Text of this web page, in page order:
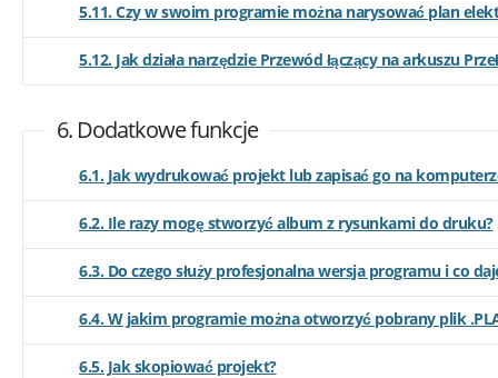
5.11. Czy w swoim programie można narysować plan
5.12. Jak działa narzędzie Przewód łączący na arkuszu
6. Dodatkowe funkcje
6.1. Jak wydrukować projekt lub zapisać go na
6.2. Ile razy mogę stworzyć album z rysunkami do druku?
6.3. Do czego służy profesjonalna wersja programu i co
6.4. W jakim programie można otworzyć pobrany plik
6.5. Jak skopiować projekt?